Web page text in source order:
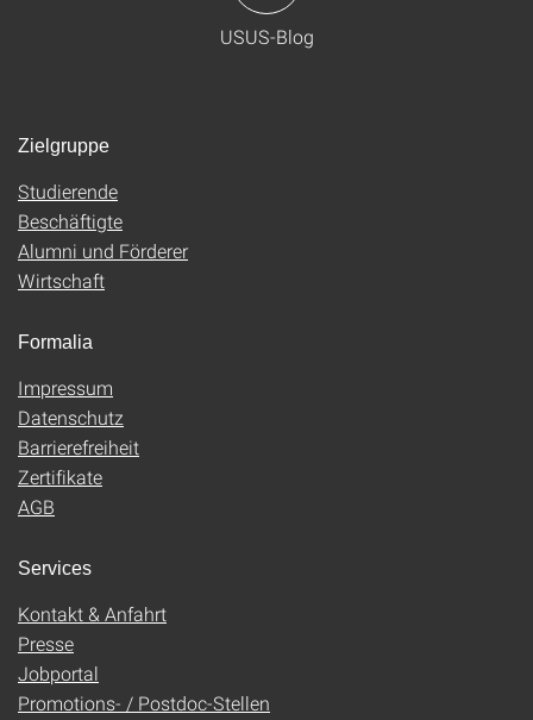
USUS-Blog
Zielgruppe
Studierende
Beschäftigte
Alumni und Förderer
Wirtschaft
Formalia
Impressum
Datenschutz
Barrierefreiheit
Zertifikate
AGB
Services
Kontakt & Anfahrt
Presse
Jobportal
Promotions- / Postdoc-Stellen